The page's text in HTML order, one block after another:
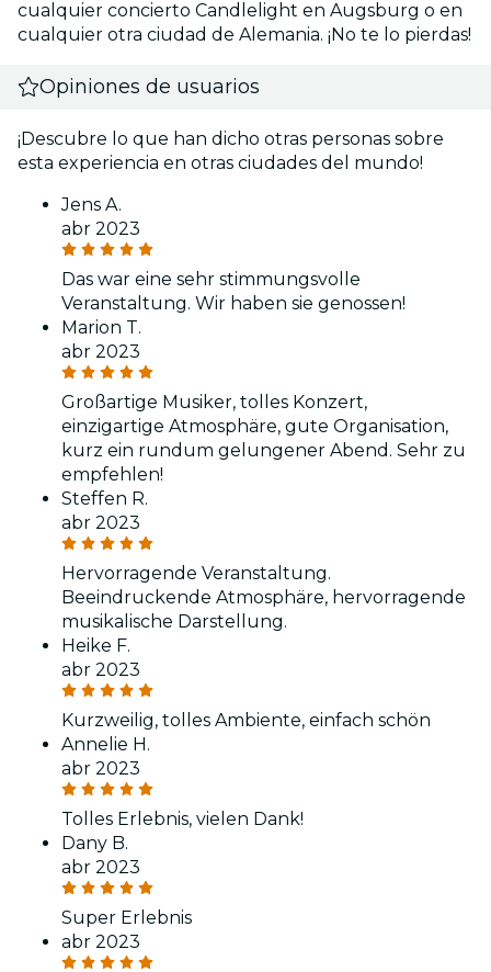
cualquier concierto Candlelight en Augsburg o en
cualquier otra ciudad de Alemania. ¡No te lo pierdas!
Opiniones de usuarios
¡Descubre lo que han dicho otras personas sobre
esta experiencia en otras ciudades del mundo!
Jens A.
abr 2023
Das war eine sehr stimmungsvolle
Veranstaltung. Wir haben sie genossen!
Marion T.
abr 2023
Großartige Musiker, tolles Konzert,
einzigartige Atmosphäre, gute Organisation,
kurz ein rundum gelungener Abend. Sehr zu
empfehlen!
Steffen R.
abr 2023
Hervorragende Veranstaltung.
Beeindruckende Atmosphäre, hervorragende
musikalische Darstellung.
Heike F.
abr 2023
Kurzweilig, tolles Ambiente, einfach schön
Annelie H.
abr 2023
Tolles Erlebnis, vielen Dank!
Dany B.
abr 2023
Super Erlebnis
abr 2023